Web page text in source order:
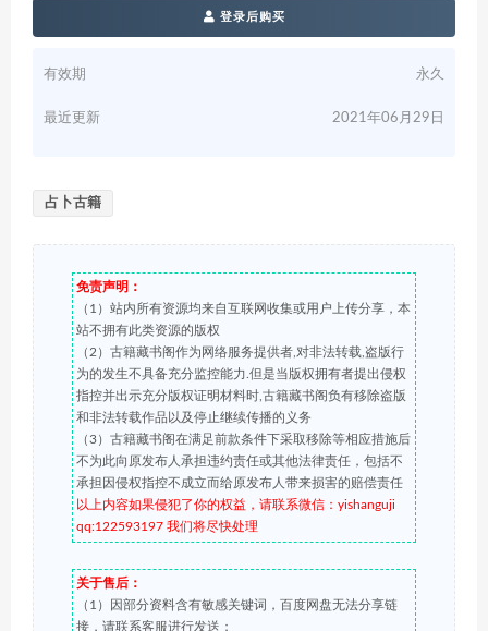
登录后购买
有效期 永久
最近更新 2021年06月29日
占卜古籍
免责声明：
（1）站内所有资源均来自互联网收集或用户上传分享，本
站不拥有此类资源的版权
（2）古籍藏书阁作为网络服务提供者,对非法转载,盗版行
为的发生不具备充分监控能力.但是当版权拥有者提出侵权
指控并出示充分版权证明材料时,古籍藏书阁负有移除盗版
和非法转载作品以及停止继续传播的义务
（3）古籍藏书阁在满足前款条件下采取移除等相应措施后
不为此向原发布人承担违约责任或其他法律责任，包括不
承担因侵权指控不成立而给原发布人带来损害的赔偿责任
以上内容如果侵犯了你的权益，请联系微信：yishanguji
qq:122593197 我们将尽快处理
关于售后：
（1）因部分资料含有敏感关键词，百度网盘无法分享链
接，请联系客服进行发送；